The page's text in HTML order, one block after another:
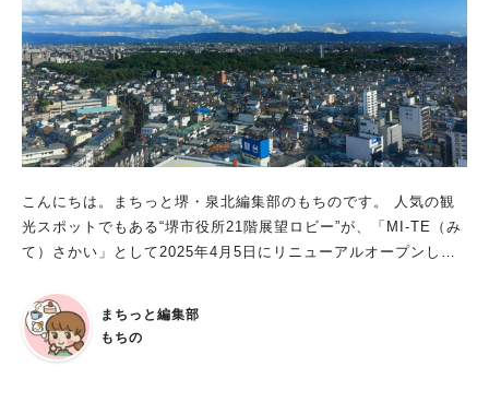
式アカウントを使って進めていきます。 そのため、LINEが入っ
たスマートフォンやタブレット端末が必須です。 バッテリー切
れには要注意なので、モバイルバッテリーを持って行くといいか
もしれませんね。 また、参加費は無料ですが、通信料や移動費
用は自己負担です。 シェアサイクルやレンタサイクル、阪堺電
車などを利用して、堺を周遊しながら楽しみましょう。 クリア
すると、クリア特典ノベルティや周辺施設で使えるクーポンがも
説の鍛冶職人が忽然と姿を消したところから物語はスタート。
この街で探偵事務所を営むあなたの元へ、師の失踪に動揺を隠せ
ない弟子の若者が駆け込んできます。 不可解な失踪事件に頭を
名乗る謎の精霊でした。 カジラはあなたに契約を持ち掛け
て…。 伝説の鍛冶職人の失踪事件、謎の「精霊」。 調査を進め
ることで明らかになっていく「人間関係」。 これは、堺の街を
こんにちは。まちっと堺・泉北編集部のもちのです。 人気の観
光スポットでもある“堺市役所21階展望ロビー”が、「MI-TE（み
て）さかい」として2025年4月5日にリニューアルオープンしま
て、詳しい情報をお届けします。 堺市役所 21階展望ロビーにつ
いて ■場所 MI-TEさかい（堺市役所 21 階展望ロビー） アクセ
ス：南海高野線｢堺東｣駅下車 南へ約 300 メートル ■施設につい
まちっと編集部
もちの